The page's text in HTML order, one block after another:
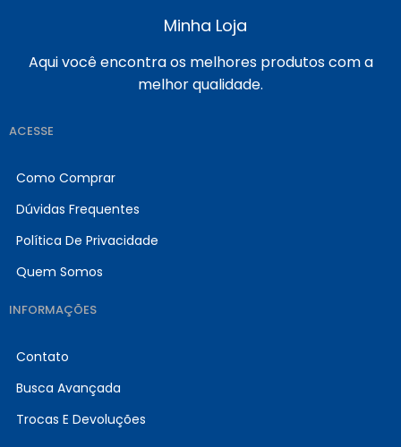
Minha Loja
Aqui você encontra os melhores produtos com a
melhor qualidade.
ACESSE
Como Comprar
Dúvidas Frequentes
Política De Privacidade
Quem Somos
INFORMAÇÕES
Contato
Busca Avançada
Trocas E Devoluções